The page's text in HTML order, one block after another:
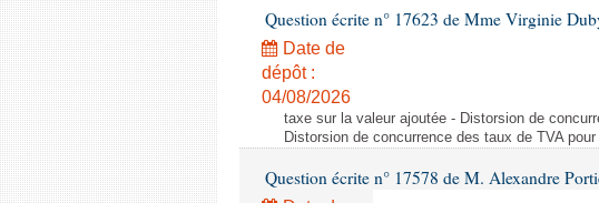
Question écrite n° 17623 de Mme Virginie
Date de
dépôt :
04/08/2026
taxe sur la valeur ajoutée - Distorsion de
Distorsion de concurrence des taux de TVA
Question écrite n° 17578 de M. Alexandre